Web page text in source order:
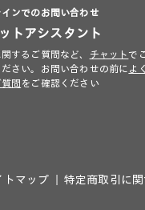
ンでのお問い合わせ
トアシスタント
するご質問など、 チャット で
さい。お問い合わせの前に よく
問をご確認ください
トマップ 特定商取引に